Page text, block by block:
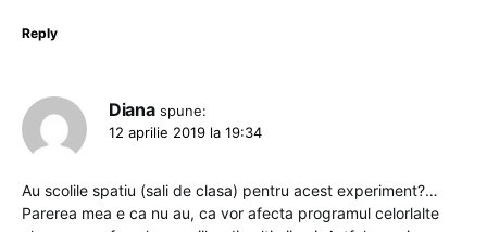
Reply
Diana spune:
12 aprilie 2019 la 19:34
Au scolile spatiu (sali de clasa) pentru acest experiment?…
Parerea mea e ca nu au, ca vor afecta programul celorlalte